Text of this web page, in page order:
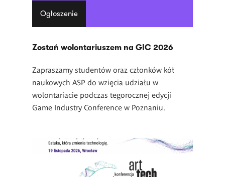
Ogłoszenie
Zostań wolontariuszem na GIC 2026
Zapraszamy studentów oraz członków kół
naukowych ASP do wzięcia udziału w
wolontariacie podczas tegorocznej edycji
Game Industry Conference w Poznaniu.